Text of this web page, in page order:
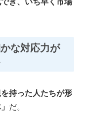
き、いち早く市場
な対応力が
持った人たちが形
だ。